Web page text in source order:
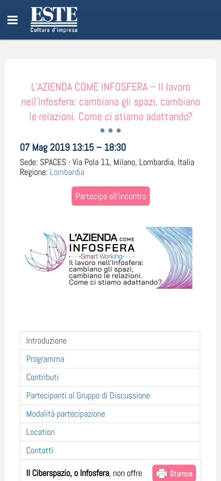
L’AZIENDA COME INFOSFERA – Il lavoro
nell’Infosfera: cambiano gli spazi, cambiano
le relazioni. Come ci stiamo adattando?
07 Mag 2019 13:15 – 18:30
Sede: SPACES - Via Pola 11, Milano, Lombardia, Italia
Regione: Lombardia
Partecipa all'incontro
Introduzione
Programma
Contributi
Partecipanti al Gruppo di Discussione
Modalità partecipazione
Location
Contatti
Stampa
Il Ciberspazio, o Infosfera, non offre